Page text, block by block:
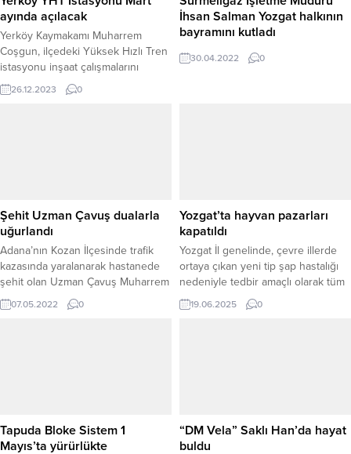
ayında açılacak
Yerköy Kaymakamı Muharrem
Coşgun, ilçedeki Yüksek Hızlı Tren
istasyonu inşaat çalışmalarını
yerinde inceleyerek, projenin son
durumu hakkında bilgi aldı.
26.12.2023 0
İhsan Salman Yozgat halkının
bayramını kutladı
30.04.2022 0
Şehit Uzman Çavuş dualarla
uğurlandı
Adana’nın Kozan İlçesinde trafik
kazasında yaralanarak hastanede
şehit olan Uzman Çavuş Muharrem
Efendi Dündar, memleketi Yozgat’ın
Yerköy İlçesinde dualarla son
07.05.2022 0
Yozgat’ta hayvan pazarları
kapatıldı
Yozgat İl genelinde, çevre illerde
ortaya çıkan yeni tip şap hastalığı
nedeniyle tedbir amaçlı olarak tüm
canlı hayvan pazarları geçici
süreyle kapatıldı. Yozgat Veteriner
MÜDAHALE Açıklamada, çevre...
19.06.2025 0
Tapuda Bloke Sistem 1
Mayıs’ta yürürlükte
“DM Vela” Saklı Han’da hayat
buldu